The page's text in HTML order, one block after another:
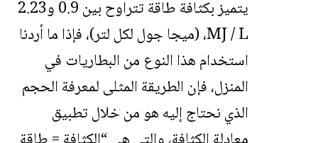
يتميز بكثافة طاقة تتراوح بين 0.9 و2.23
MJ / L، (ميجا جول لكل لتر)، فإذا ما أردنا
استخدام هذا النوع من البطاريات في
المنزل، فإن الطريقة المثلى لمعرفة الحجم
الذي نحتاج إليه هو من خلال تطبيق